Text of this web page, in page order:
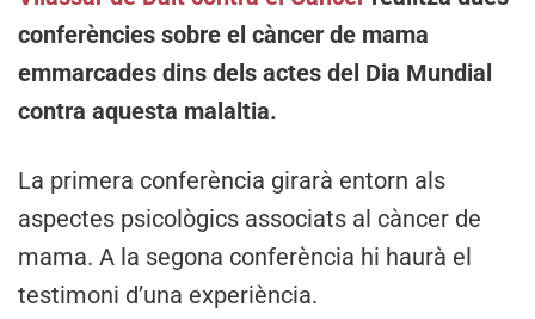
conferències sobre el càncer de mama
emmarcades dins dels actes del Dia Mundial
contra aquesta malaltia.
La primera conferència girarà entorn als
aspectes psicològics associats al càncer de
mama. A la segona conferència hi haurà el
testimoni d’una experiència.